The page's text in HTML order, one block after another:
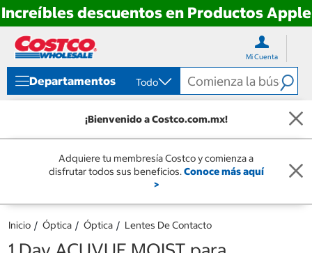
Increíbles descuentos en Productos Apple
directo
contenido
directo
menú
navegación
Mi Cuenta
Departamentos Todo
¡Bienvenido a Costco.com.mx!
Adquiere tu membresía Costco y comienza a
disfrutar todos sus beneficios.Conoce más aquí
>
Inicio Óptica Óptica Lentes De Contacto